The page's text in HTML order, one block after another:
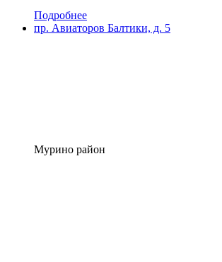
Подробнее
пр. Авиаторов Балтики, д. 5
Мурино район